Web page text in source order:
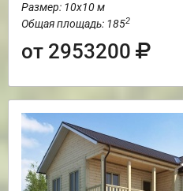
Размер: 10х10 м
Общая площадь: 1852
от 2953200